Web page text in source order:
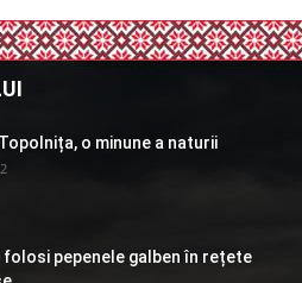
o minune a naturii
folosi pepenele galben în rețete